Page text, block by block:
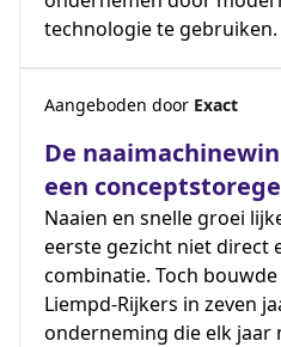
technologie te gebruiken.
De
een
Aangeboden door Exact
Naaien en snelle groei
eerste gezicht niet direct
combinatie. Toch
Liempd-Rijkers in zeven
onderneming die elk jaar